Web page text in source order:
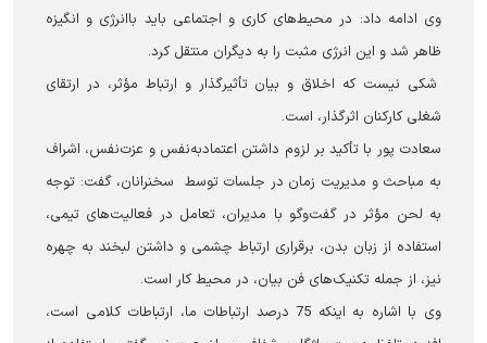
وی ادامه داد: در محیط‌های کاری و اجتماعی باید باانرژی و انگیزه
ظاهر شد و این انرژی مثبت را به دیگران منتقل کرد.
شکی نیست که اخلاق و بیان تأثیرگذار و ارتباط مؤثر، در ارتقای
شغلی کارکنان اثرگذار، است.
سعادت پور با تأکید بر لزوم داشتن اعتمادبه‌نفس و عزت‌نفس، اشراف
به مباحث و مدیریت زمان در جلسات توسط سخنرانان، گفت: توجه
به لحن مؤثر در گفت‌وگو با مدیران، تعامل در فعالیت‌های تیمی،
استفاده از زبان بدن، برقراری ارتباط چشمی و داشتن لبخند به چهره
نیز، از جمله تکنیک‌های فن بیان، در محیط کار است.
وی با اشاره به اینکه 75 درصد ارتباطات ما، ارتباطات کلامی است،